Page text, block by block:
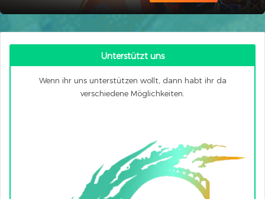
Unterstützt uns
Wenn ihr uns unterstützen wollt, dann habt ihr da
verschiedene Möglichkeiten.